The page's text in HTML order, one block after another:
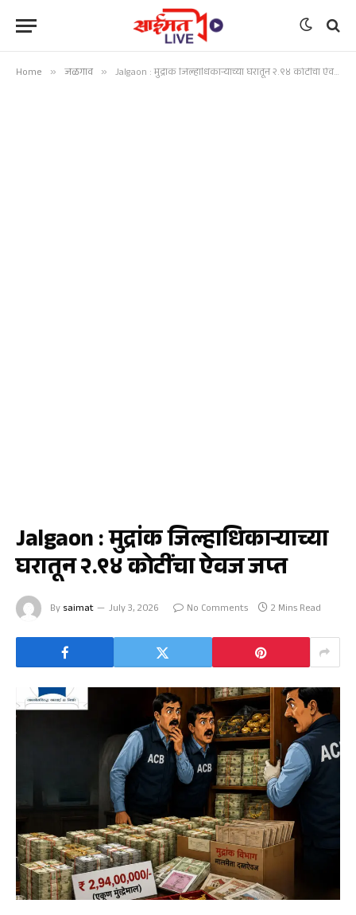
Home » जळगाव » Jalgaon : मुद्रांक जिल्हाधिकाऱ्याच्या घरातून २.९४ कोटींचा ऐवज जप्त
Jalgaon : मुद्रांक जिल्हाधिकाऱ्याच्या
घरातून २.९४ कोटींचा ऐवज जप्त
By saimat July 3, 2026 No Comments 2 Mins Read